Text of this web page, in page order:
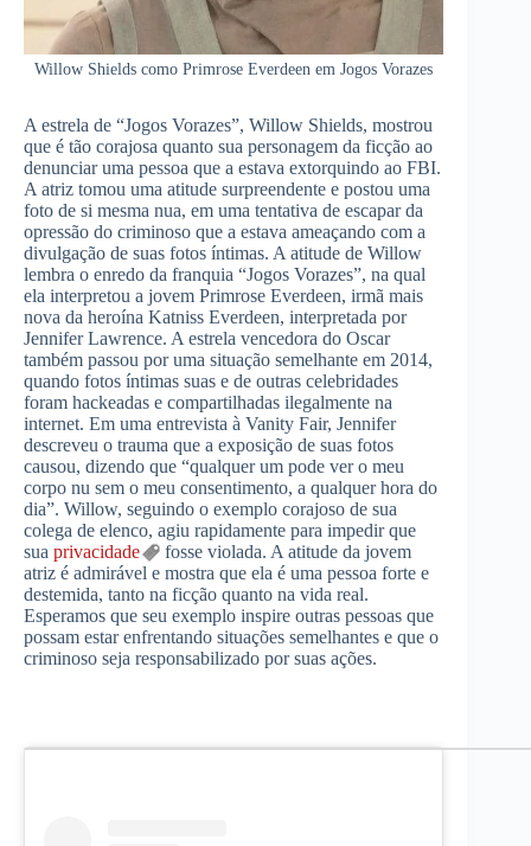
Willow Shields como Primrose Everdeen em Jogos Vorazes
A estrela de “Jogos Vorazes”, Willow Shields, mostrou
que é tão corajosa quanto sua personagem da ficção ao
denunciar uma pessoa que a estava extorquindo ao FBI.
A atriz tomou uma atitude surpreendente e postou uma
foto de si mesma nua, em uma tentativa de escapar da
opressão do criminoso que a estava ameaçando com a
divulgação de suas fotos íntimas. A atitude de Willow
lembra o enredo da franquia “Jogos Vorazes”, na qual
ela interpretou a jovem Primrose Everdeen, irmã mais
nova da heroína Katniss Everdeen, interpretada por
Jennifer Lawrence. A estrela vencedora do Oscar
também passou por uma situação semelhante em 2014,
quando fotos íntimas suas e de outras celebridades
foram hackeadas e compartilhadas ilegalmente na
internet. Em uma entrevista à Vanity Fair, Jennifer
descreveu o trauma que a exposição de suas fotos
causou, dizendo que “qualquer um pode ver o meu
corpo nu sem o meu consentimento, a qualquer hora do
dia”. Willow, seguindo o exemplo corajoso de sua
colega de elenco, agiu rapidamente para impedir que
sua privacidade
fosse violada. A atitude da jovem
atriz é admirável e mostra que ela é uma pessoa forte e
destemida, tanto na ficção quanto na vida real.
Esperamos que seu exemplo inspire outras pessoas que
possam estar enfrentando situações semelhantes e que o
criminoso seja responsabilizado por suas ações.